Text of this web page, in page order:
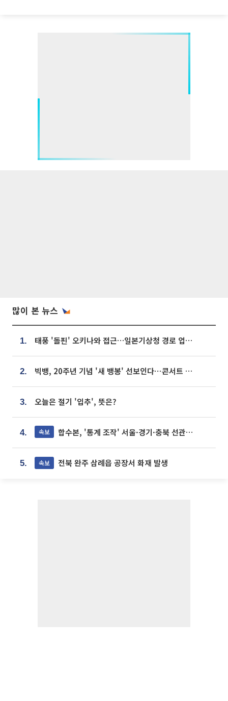
많이 본 뉴스
1. 태풍 '돌핀' 오키나와 접근…일본기상청 경로 업데이트
2. 빅뱅, 20주년 기념 '새 뱅봉' 선보인다⋯콘서트 앞두고 팝업 개최
3. 오늘은 절기 '입추', 뜻은?
4. 속보 합수본, '통계 조작' 서울·경기·충북 선관위 등 추가 압수수색
5. 속보 전북 완주 삼례읍 공장서 화재 발생